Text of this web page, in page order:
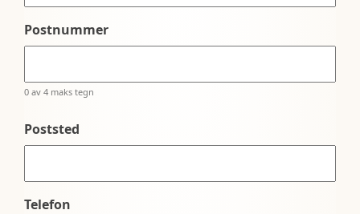
Postnummer
0 av 4 maks tegn
Poststed
Telefon